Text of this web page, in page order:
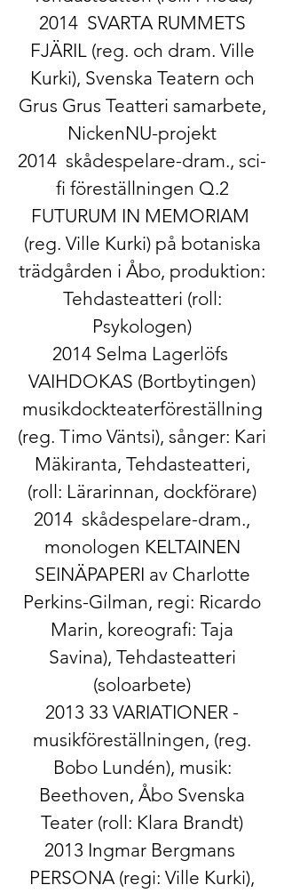
2014 ​ SVARTA RUMMETS
FJÄRIL​ (reg. och dram. Ville
Kurki), Svenska Teatern och
Grus Grus Teatteri samarbete,
NickenNU-projekt
2014 ​skådespelare-dram​., sci-
fi föreställningen ​Q.2
FUTURUM IN MEMORIAM​
(reg. Ville Kurki) på botaniska
trädgården i Åbo, produktion:
Tehdasteatteri (roll:
Psykologen)
2014 ​Selma Lagerlöfs ​
VAIHDOKAS ​(Bortbytingen)
musikdockteaterföreställning
(reg. Timo Väntsi), sånger: Kari
Mäkiranta, Tehdasteatteri,
(roll: Lärarinnan, dockförare)
2014 ​ skådespelare-dram.​,
monologen ​KELTAINEN
SEINÄPAPERI​ av Charlotte
Perkins-Gilman, regi: Ricardo
Marin, koreografi: Taja
Savina), Tehdasteatteri
(soloarbete)
2013 ​33 VARIATIONER​ -
musikföreställningen, (reg.
Bobo Lundén), musik:
Beethoven, Åbo Svenska
Teater (roll: Klara Brandt)
2013 Ingmar Bergmans ​
PERSONA​ (regi: Ville Kurki),